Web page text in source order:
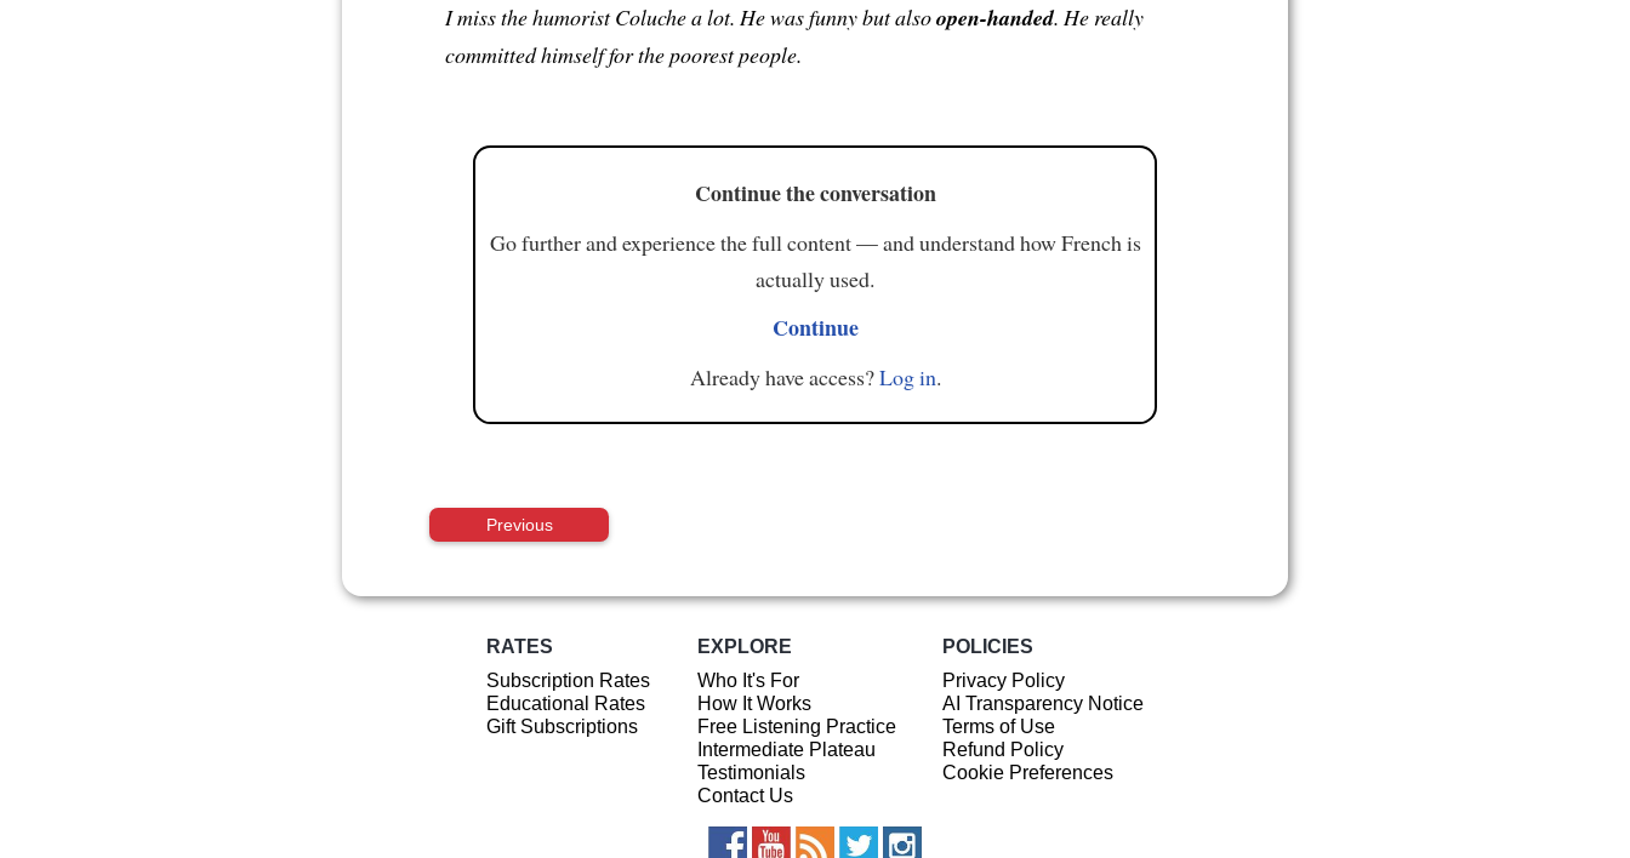
I miss the humorist Coluche a lot. He was funny but alsoopen-handed. He really
committed himself for the poorest people.
Continue the conversation
Go further and experience the full content — and understand how French is
actually used.
Continue
Already have access?Log in.
Previous
RATES
Subscription Rates
Educational Rates
Gift Subscriptions
EXPLORE
Who It's For
How It Works
Free Listening Practice
Intermediate Plateau
Testimonials
Contact Us
POLICIES
Privacy Policy
AI Transparency Notice
Terms of Use
Refund Policy
Cookie Preferences